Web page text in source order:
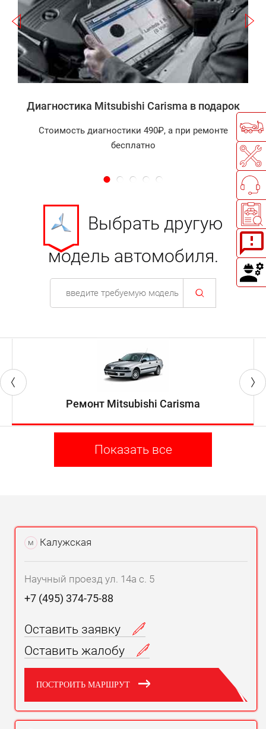
Диагностика Mitsubishi Carisma в подарок
Стоимость диагностики 490₽, а при ремонте
бесплатно
Выбрать другую
модель автомобиля.
Ремонт Mitsubishi Carisma
Показать все
м Калужская
Научный проезд ул. 14а с. 5
+7 (495) 374-75-88
Оставить заявку
Оставить жалобу
ПОСТРОИТЬ МАРШРУТ